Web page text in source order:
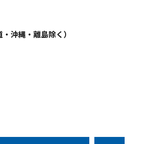
沖縄・離島除く）